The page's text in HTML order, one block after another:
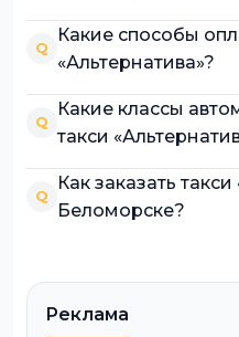
Q
Какие способы
«Альтернатива»?
Q
Какие классы
такси
Q
Как заказать
Беломорске?
Реклама